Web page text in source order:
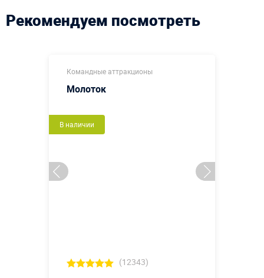
Рекомендуем посмотреть
Командные аттракционы
Молоток
В наличии
(12343)